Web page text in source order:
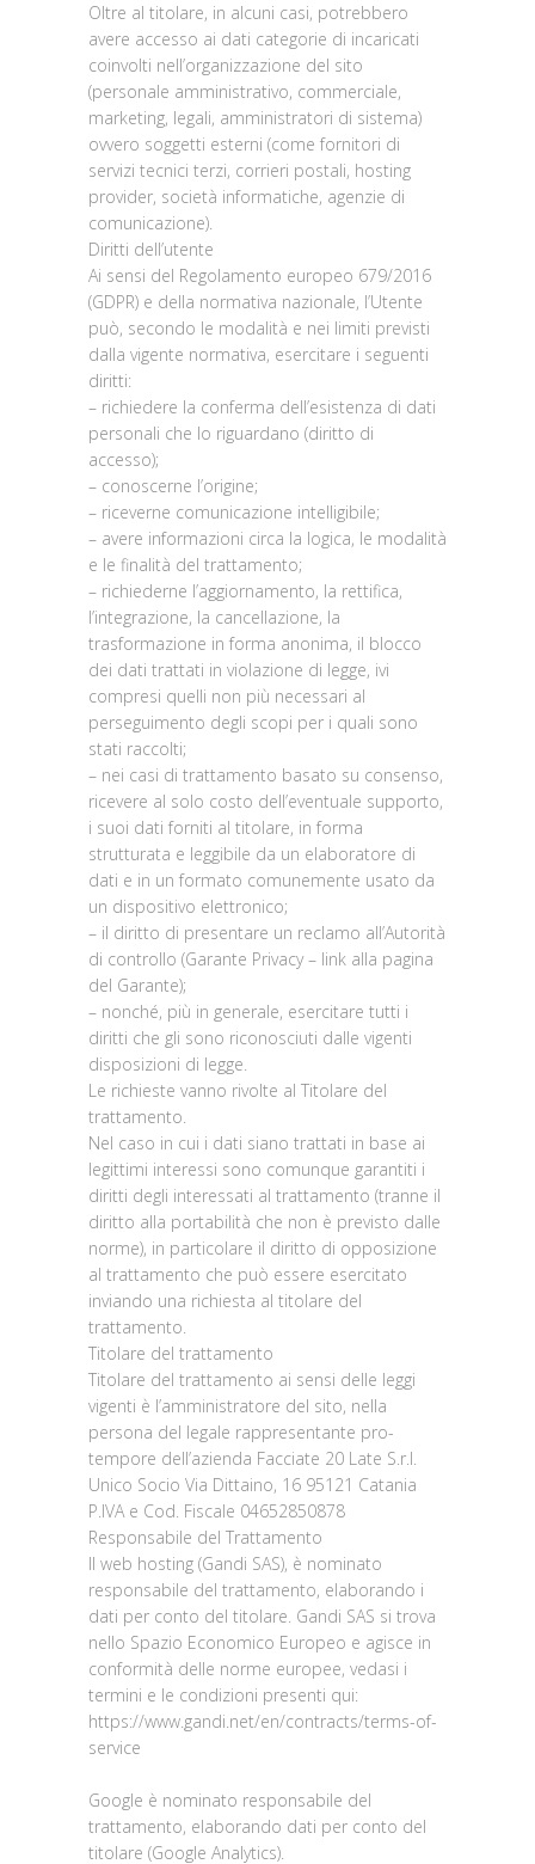
Oltre al titolare, in alcuni casi, potrebbero
avere accesso ai dati categorie di incaricati
coinvolti nell’organizzazione del sito
(personale amministrativo, commerciale,
marketing, legali, amministratori di sistema)
ovvero soggetti esterni (come fornitori di
servizi tecnici terzi, corrieri postali, hosting
provider, società informatiche, agenzie di
comunicazione).
Diritti dell’utente
Ai sensi del Regolamento europeo 679/2016
(GDPR) e della normativa nazionale, l’Utente
può, secondo le modalità e nei limiti previsti
dalla vigente normativa, esercitare i seguenti
diritti:
– richiedere la conferma dell’esistenza di dati
personali che lo riguardano (diritto di
accesso);
– conoscerne l’origine;
– riceverne comunicazione intelligibile;
– avere informazioni circa la logica, le modalità
e le finalità del trattamento;
– richiederne l’aggiornamento, la rettifica,
l’integrazione, la cancellazione, la
trasformazione in forma anonima, il blocco
dei dati trattati in violazione di legge, ivi
compresi quelli non più necessari al
perseguimento degli scopi per i quali sono
stati raccolti;
– nei casi di trattamento basato su consenso,
ricevere al solo costo dell’eventuale supporto,
i suoi dati forniti al titolare, in forma
strutturata e leggibile da un elaboratore di
dati e in un formato comunemente usato da
un dispositivo elettronico;
– il diritto di presentare un reclamo all’Autorità
di controllo (Garante Privacy – link alla pagina
del Garante);
– nonché, più in generale, esercitare tutti i
diritti che gli sono riconosciuti dalle vigenti
disposizioni di legge.
Le richieste vanno rivolte al Titolare del
trattamento.
Nel caso in cui i dati siano trattati in base ai
legittimi interessi sono comunque garantiti i
diritti degli interessati al trattamento (tranne il
diritto alla portabilità che non è previsto dalle
norme), in particolare il diritto di opposizione
al trattamento che può essere esercitato
inviando una richiesta al titolare del
trattamento.
Titolare del trattamento
Titolare del trattamento ai sensi delle leggi
vigenti è l’amministratore del sito, nella
persona del legale rappresentante pro-
tempore dell’azienda Facciate 20 Late S.r.l.
Unico Socio Via Dittaino, 16 95121 Catania
P.IVA e Cod. Fiscale 04652850878
Responsabile del Trattamento
Il web hosting (Gandi SAS), è nominato
responsabile del trattamento, elaborando i
dati per conto del titolare. Gandi SAS si trova
nello Spazio Economico Europeo e agisce in
conformità delle norme europee, vedasi i
termini e le condizioni presenti qui:
https://www.gandi.net/en/contracts/terms-of-
service
Google è nominato responsabile del
trattamento, elaborando dati per conto del
titolare (Google Analytics).